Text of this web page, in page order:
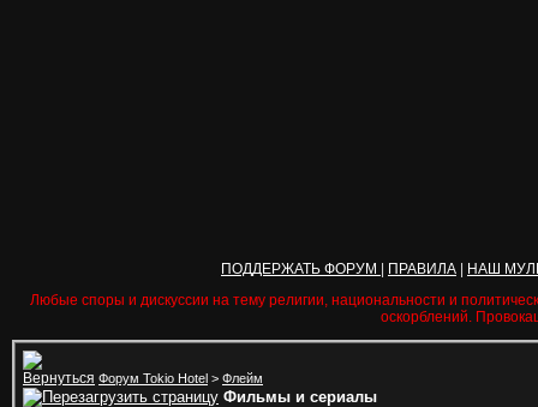
ПОДДЕРЖАТЬ ФОРУМ ПРАВИЛА
НАШ
Любые споры и дискуссии на тему религии, национальности и
оскорблений.
Форум Tokio Hotel > Флейм
Фильмы и сериалы